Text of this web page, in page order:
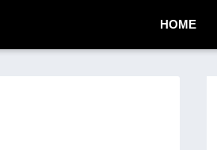
HOME